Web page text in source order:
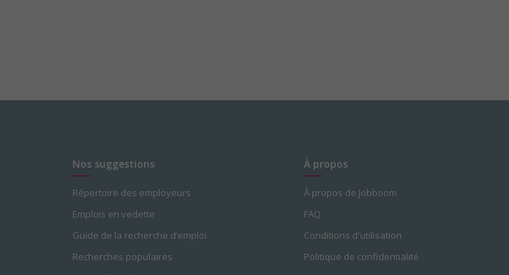
Nos suggestions
Répertoire des employeurs
Emplois en vedette
Guide de la recherche d’emploi
Recherches populaires
À propos
À propos de Jobboom
FAQ
Conditions d'utilisation
Politique de confidentialité